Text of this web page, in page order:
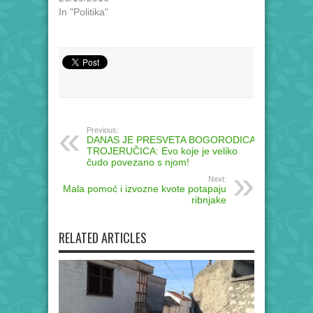
In "Politika"
Previous:
DANAS JE PRESVETA BOGORODICA
TROJERUČICA: Evo koje je veliko
čudo povezano s njom!
Next:
Mala pomoć i izvozne kvote potapaju
ribnjake
RELATED ARTICLES